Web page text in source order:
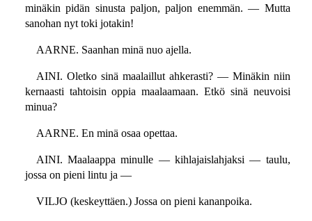
minäkin pidän sinusta paljon, paljon enemmän. — Mutta
sanohan nyt toki jotakin!
AARNE. Saanhan minä nuo ajella.
AINI. Oletko sinä maalaillut ahkerasti? — Minäkin niin
kernaasti tahtoisin oppia maalaamaan. Etkö sinä neuvoisi
minua?
AARNE. En minä osaa opettaa.
AINI. Maalaappa minulle — kihlajaislahjaksi — taulu,
jossa on pieni lintu ja —
VILJO (keskeyttäen.) Jossa on pieni kananpoika.